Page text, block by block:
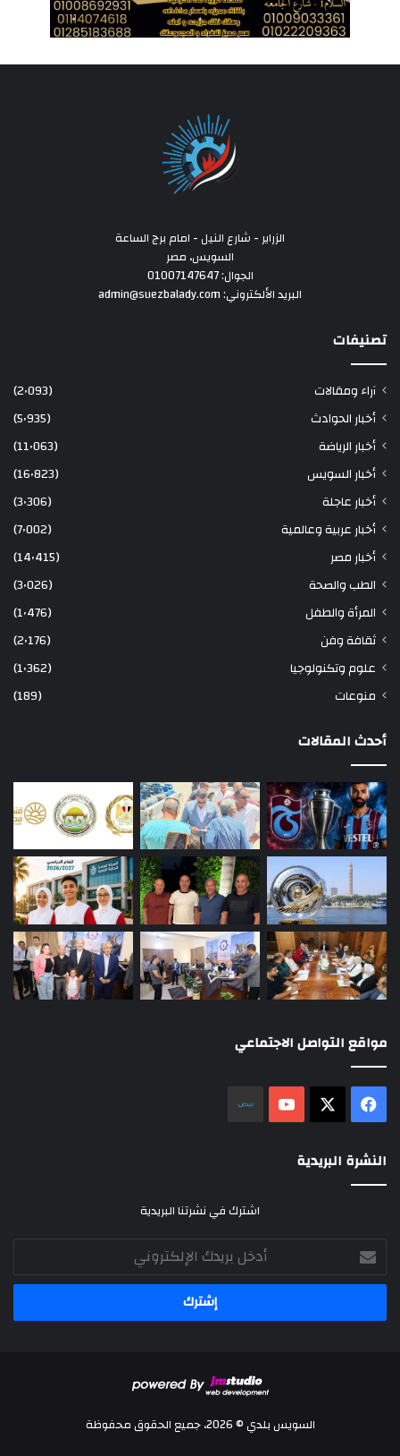
الزراير - شارع النيل - امام برج الساعة
السويس، مصر
الجوال: 01007147647
البريد الألكتروني: admin@suezbalady.com
تصنيفات
آراء ومقالات
(2٬093)
أخبار الحوادث
(5٬935)
أخبار الرياضة
(11٬063)
أخبار السويس
(16٬823)
أخبار عاجلة
(3٬306)
أخبار عربية وعالمية
(7٬002)
أخبار مصر
(14٬415)
الطب والصحة
(3٬026)
المرأة والطفل
(1٬476)
ثقافة وفن
(2٬176)
علوم وتكنولوجيا
(1٬362)
منوعات
(189)
أحدث المقالات
مواقع التواصل الاجتماعي
فيسبوك ‫YouTube
النشرة البريدية
اشترك في نشرتنا البريدية
أدخل
بريدك
الإلكتروني
السويس بلدي © 2026، جميع الحقوق محفوظة